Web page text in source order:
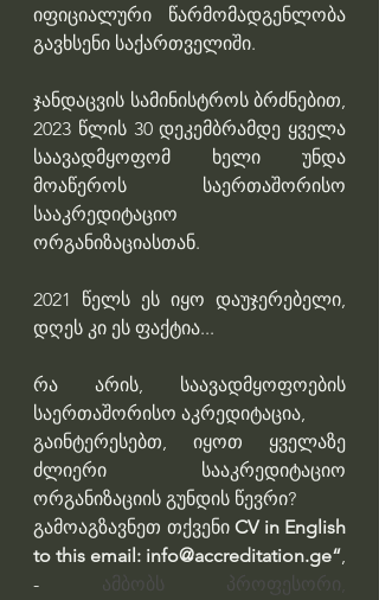
იფიციალური წარმომადგენლობა
გავხსენი საქართველიში.
ჯანდაცვის სამინისტროს ბრძნებით,
2023 წლის 30 დეკემბრამდე ყველა
საავადმყოფომ ხელი უნდა
მოაწეროს საერთაშორისო
სააკრედიტაციო
ორგანიზაციასთან.
2021 წელს ეს იყო დაუჯერებელი,
დღეს კი ეს ფაქტია...
რა არის, საავადმყოფოების
საერთაშორისო აკრედიტაცია,
გაინტერესებთ, იყოთ ყველაზე
ძლიერი სააკრედიტაციო
ორგანიზაციის გუნდის წევრი?
გამოაგზავნეთ თქვენი CV in English
to this email: info@accreditation.ge“,
- ამბობს  პროფესორი,